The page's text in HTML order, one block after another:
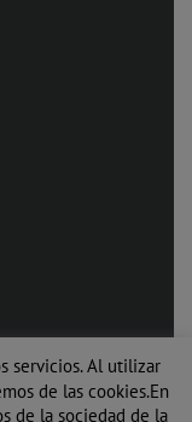
servicios. Al utilizar
de las cookies.En
de la sociedad de la